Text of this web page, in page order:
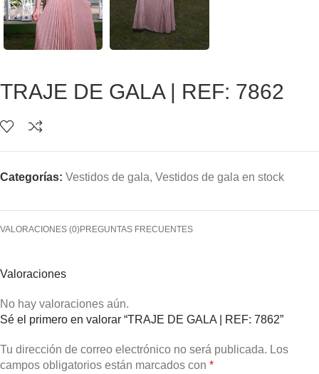
TRAJE DE GALA | REF: 7862
Categorías: Vestidos de gala, Vestidos de gala en stock
VALORACIONES (0)PREGUNTAS FRECUENTES
Valoraciones
No hay valoraciones aún.
Sé el primero en valorar “TRAJE DE GALA | REF: 7862”
Tu dirección de correo electrónico no será publicada. Los
campos obligatorios están marcados con *